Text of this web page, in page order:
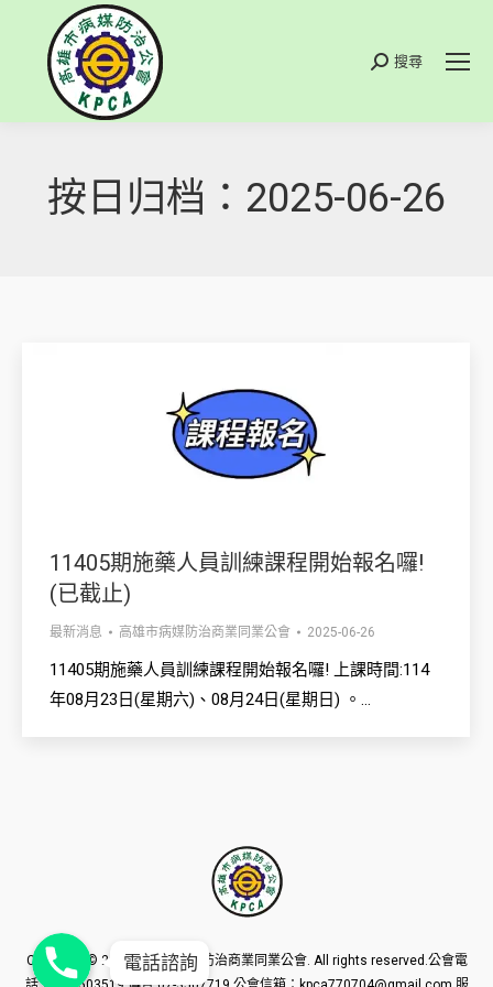
搜 搜尋
按日归档： 2025-06-26
11405期施藥人員訓練課程開始報名囉!
(已截止)
最新消息 高雄市病媒防治商業同業公會 2025-06-26
11405期施藥人員訓練課程開始報名囉! 上課時間:114
年08月23日(星期六)、08月24日(星期日) 。…
Copyright © 2016高雄市病媒防治商業同業公會. All rights reserved.公會電
Phone
Phone
Phone
電話諮詢